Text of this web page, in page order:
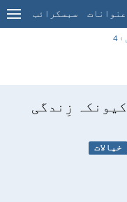
عنوانات سبسکرائب
›
4
زِندگی
خیالات